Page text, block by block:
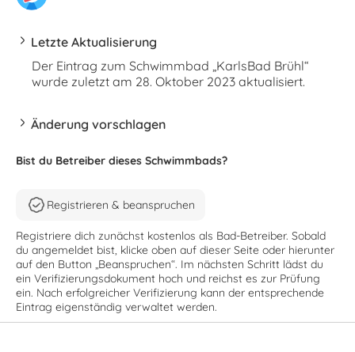
Letzte Aktualisierung
Der Eintrag zum Schwimmbad „KarlsBad Brühl“
wurde zuletzt am 28. Oktober 2023 aktualisiert.
Änderung vorschlagen
Bist du Betreiber dieses Schwimmbads?
Registrieren & beanspruchen
Registriere dich zunächst kostenlos als Bad-Betreiber. Sobald
du angemeldet bist, klicke oben auf dieser Seite oder hierunter
auf den Button „Beanspruchen“. Im nächsten Schritt lädst du
ein Verifizierungsdokument hoch und reichst es zur Prüfung
ein. Nach erfolgreicher Verifizierung kann der entsprechende
Eintrag eigenständig verwaltet werden.